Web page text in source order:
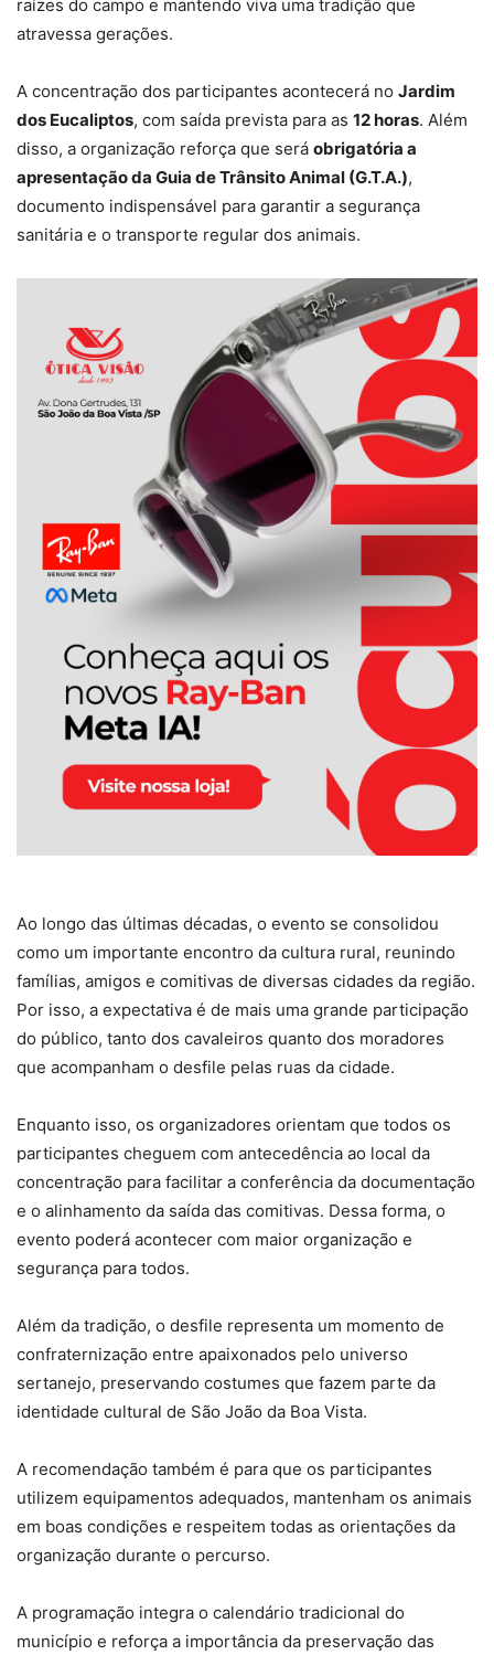
raízes do campo e mantendo viva uma tradição que
atravessa gerações.
A concentração dos participantes acontecerá no Jardim
dos Eucaliptos, com saída prevista para as 12 horas. Além
disso, a organização reforça que será obrigatória a
apresentação da Guia de Trânsito Animal (G.T.A.),
documento indispensável para garantir a segurança
sanitária e o transporte regular dos animais.
Ao longo das últimas décadas, o evento se consolidou
como um importante encontro da cultura rural, reunindo
famílias, amigos e comitivas de diversas cidades da região.
Por isso, a expectativa é de mais uma grande participação
do público, tanto dos cavaleiros quanto dos moradores
que acompanham o desfile pelas ruas da cidade.
Enquanto isso, os organizadores orientam que todos os
participantes cheguem com antecedência ao local da
concentração para facilitar a conferência da documentação
e o alinhamento da saída das comitivas. Dessa forma, o
evento poderá acontecer com maior organização e
segurança para todos.
Além da tradição, o desfile representa um momento de
confraternização entre apaixonados pelo universo
sertanejo, preservando costumes que fazem parte da
identidade cultural de São João da Boa Vista.
A recomendação também é para que os participantes
utilizem equipamentos adequados, mantenham os animais
em boas condições e respeitem todas as orientações da
organização durante o percurso.
A programação integra o calendário tradicional do
município e reforça a importância da preservação das